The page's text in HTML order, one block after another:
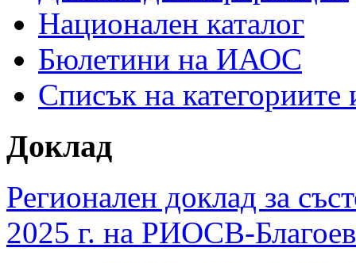
Национален каталог
Бюлетини на ИАОС
Списък на
Доклад
Регионален доклад за
2025 г. на РИОСВ-